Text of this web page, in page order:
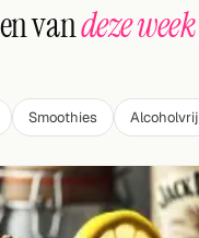
vandeze week
Smoothies Alcoholvrij